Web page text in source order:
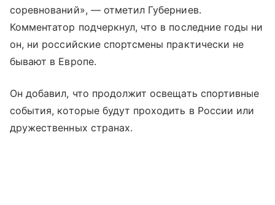
соревнований», — отметил Губерниев.
Комментатор подчеркнул, что в последние годы ни
он, ни российские спортсмены практически не
бывают в Европе.
Он добавил, что продолжит освещать спортивные
события, которые будут проходить в России или
дружественных странах.